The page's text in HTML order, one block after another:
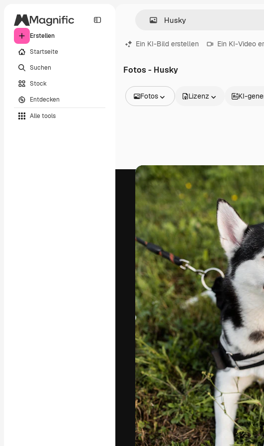
Erstellen
Startseite
Suchen
Stock
Entdecken
Alle tools
Ein KI-Bild erstellen Ein KI-Video
Fotos - Husky
Fotos
Videos
Filmmaterial
Motion Graphics
Videovorlagen
Icons
3D-Modelle
Schriftarten
Lizenz KI-
Die kreative Plattform, um
Arbeit zu verwirklichen.
Abonnenten unter
Agenturen und Studios.
Deutsch
Copyright © 2010- 2026Freepik